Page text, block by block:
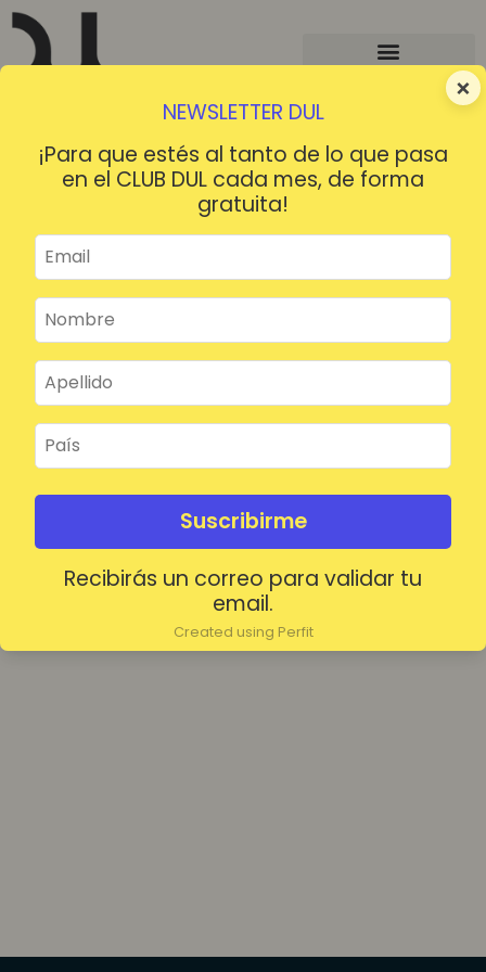
×
NEWSLETTER DUL
¡Para que estés al tanto de lo que pasa
en el CLUB DUL cada mes, de forma
gratuita!
Suscribirme
Recibirás un correo para validar tu
email.
Created using Perfit
¡HOLA!
Mantenerme conectado
Acceder